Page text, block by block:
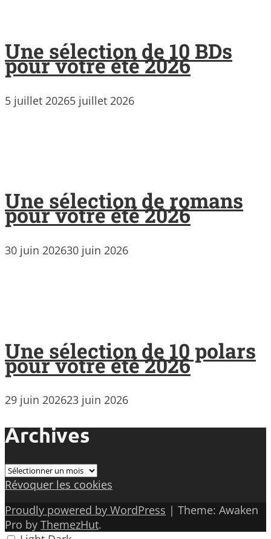
Une sélection de 10 BDs
pour votre été 2026
5 juillet 20265 juillet 2026
Une sélection de romans
pour votre été 2026
30 juin 202630 juin 2026
Une sélection de 10 polars
pour votre été 2026
29 juin 202623 juin 2026
Archives
Archives
Révoquer les cookies
Proudly powered by WordPress | Theme: Awaken
Pro by ThemezHut.